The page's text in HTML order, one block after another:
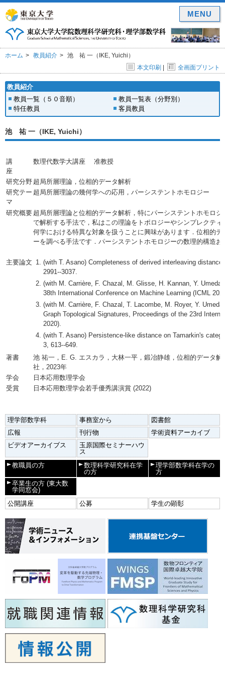
ホーム 教員紹介
池 祐 一（IKE, Yuichi）
本文印刷 | 全画面プリント
教員紹介
教員一覧（５０音順）
教員一覧表（分野別）
特任教員
客員教員
池 祐 一（IKE, Yuichi）
講
座
数理代数学大講座 准教授
研究分野 超局所層理論，位相的データ解析
研究テー
マ
超局所層理論の幾何学への応用，パーシステントホモロジー
研究概要 超局所層理論と位相的データ解析，特にパーシステントホモロ
で解析する手法で，私はこの理論をトポロジーやシンプレクテ
何学における特異な対象を扱うことに興味があります．位相的
ーを調べる手法です．パーシステントホモロジーの数理的構造
主要論文
(with T. Asano) Completeness of derived interleaving
2991--3037.
(with M. Carrière, F. Chazal, M. Glisse, H. Kannan, Y.
38th International Conference on Machine Learning (ICML
(with M. Carrière, F. Chazal, T. Lacombe, M. Royer, Y.
Graph Topological Signatures, Proceedings of the 23rd
2020).
(with T. Asano) Persistence-like distance on Tamarkin's
3, 613--649.
著書
池 祐一，E. G. エスカラ，大林一平，鍛冶静雄，位相的データ
社，2023年
学会
日本応用数理学会
受賞
日本応用数理学会若手優秀講演賞 (2022)
理学部数学科 事務室から
図書館
広報
刊行物
学術資料アーカイブ
ビデオアーカイブス
玉原国際セミナーハウ
ス
教職員の方
数理科学研究科在学
の方
理学部数学科在学の
方
卒業生の方 (東大数
学同窓会)
公開講座
公募 学生の顕彰
MENU